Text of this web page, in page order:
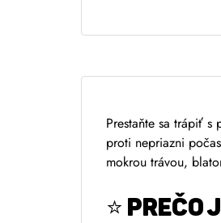
:
Prestaňte sa trápiť s
proti nepriazni
mokrou trávou,
⭐ PREČO